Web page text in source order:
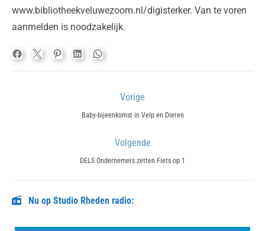
www.bibliotheekveluwezoom.nl/digisterker. Van te voren
aanmelden is noodzakelijk.
Vorige
Previous
Baby-bijeenkomst in Velp en Dieren
Volgende
Next
DELS Ondernemers zetten Fiets op 1
Nu op Studio Rheden radio: